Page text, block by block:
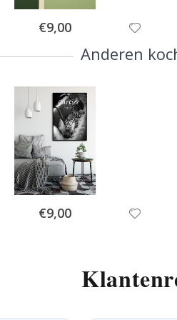
Special
Price
€9,00
Anderen
Special
Price
€9,00